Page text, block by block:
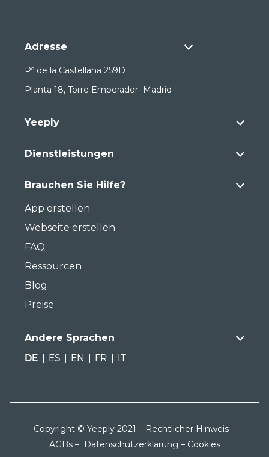
Adresse
Pº de la Castellana 259D
Planta 18, Torre Emperador Madrid
Yeeply
Dienstleistungen
Brauchen Sie Hilfe?
App erstellen
Webseite erstellen
FAQ
Ressourcen
Blog
Preise
Andere Sprachen
DE
ES EN FR IT
Copyright © Yeeply 2021 – Rechtlicher Hinweis –
AGBs– Datenschutzerklärung – Cookies